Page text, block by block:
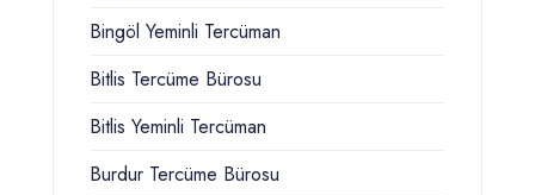
Bingöl Yeminli Tercüman
Bitlis Tercüme Bürosu
Bitlis Yeminli Tercüman
Burdur Tercüme Bürosu